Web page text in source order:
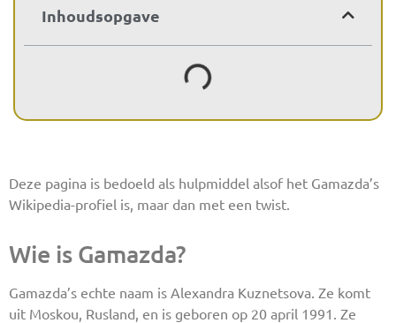
Inhoudsopgave
Deze pagina is bedoeld als hulpmiddel alsof het Gamazda’s
Wikipedia-profiel is, maar dan met een twist.
Wie is Gamazda?
Gamazda’s echte naam is Alexandra Kuznetsova. Ze komt
uit Moskou, Rusland, en is geboren op 20 april 1991. Ze